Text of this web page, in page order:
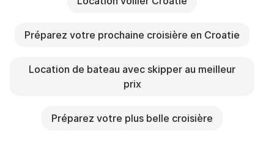
Préparez votre prochaine croisière en Croatie
Location de bateau avec skipper au meilleur
prix
Préparez votre plus belle croisière